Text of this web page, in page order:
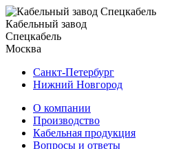
Кабельный завод
Спецкабель
Москва
Санкт-Петербург
Нижний Новгород
О компании
Производство
Кабельная продукция
Вопросы и ответы